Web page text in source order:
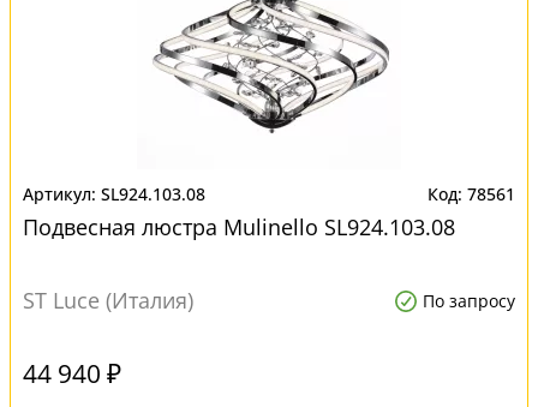
SL924.103.08 78561
Подвесная люстра Mulinello SL924.103.08
ST Luce (Италия) По запросу
44 940 ₽